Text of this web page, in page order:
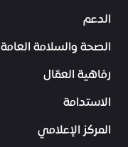
الدعم
الصحة والسلامة العامة
رفاهية العمّال
الاستدامة
المركز الإعلامي